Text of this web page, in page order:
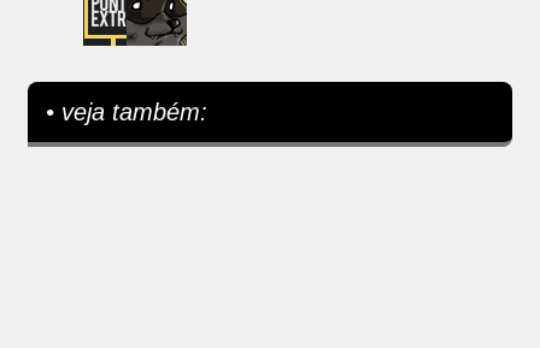
• veja também: